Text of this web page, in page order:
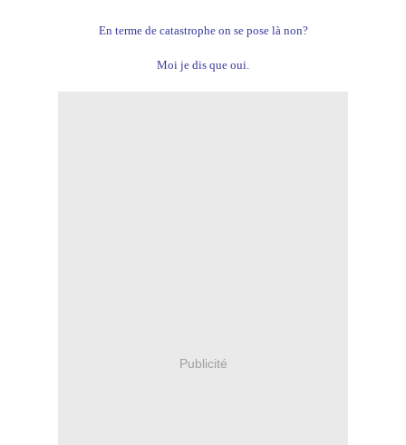
En terme de catastrophe on se pose là non?
Moi je dis que oui.
Publicité